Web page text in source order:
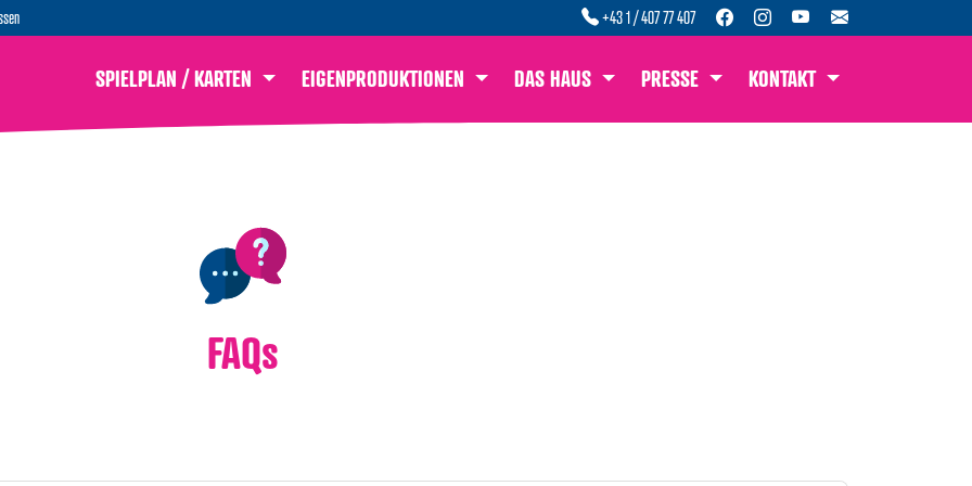
+43 1 / 407 77 407
SPIELPLAN / KARTEN EIGENPRODUKTIONEN DAS HAUS PRESSE KONTAKT
FAQs